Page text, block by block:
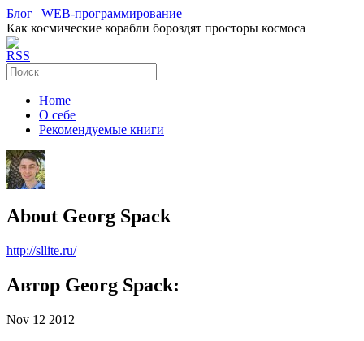
Блог | WEB-программирование
Как космические корабли бороздят просторы космоса
RSS
Home
О себе
Рекомендуемые книги
About Georg Spack
http://sllite.ru/
Автор Georg Spack:
Nov 12 2012